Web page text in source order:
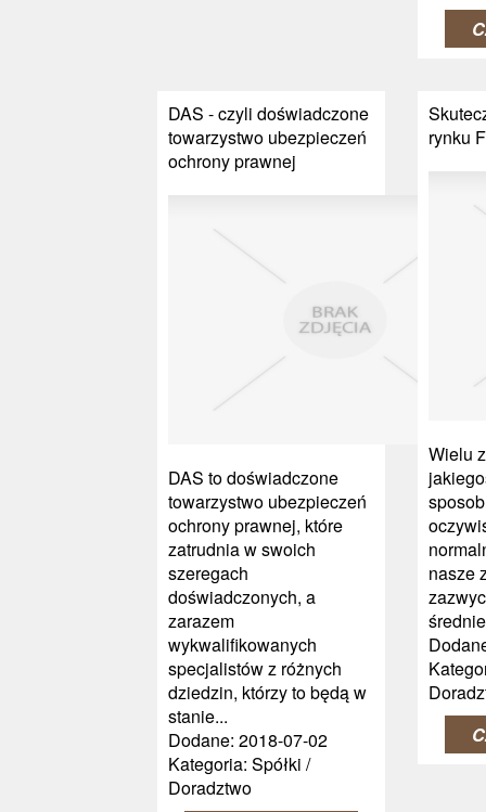
DAS - czyli doświadczone
towarzystwo ubezpieczeń
ochrony prawnej
DAS to doświadczone
towarzystwo ubezpieczeń
ochrony prawnej, które
zatrudnia w swoich
szeregach
doświadczonych, a
zarazem
wykwalifikowanych
specjalistów z różnych
dziedzin, którzy to będą w
stanie...
Dodane: 2018-07-02
Kategoria: Spółki /
Doradztwo
rynku
Wielu
nasze